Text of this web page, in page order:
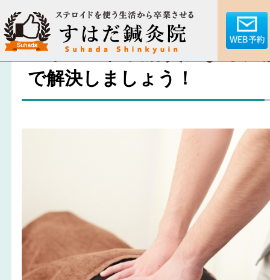
アトピー性皮膚炎による湿
で解決しましょう！